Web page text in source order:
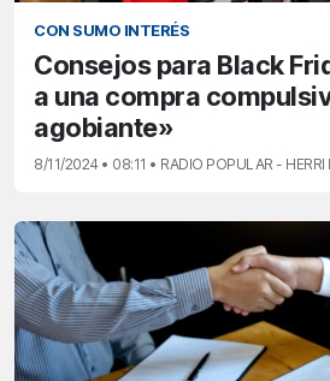
CON SUMO INTERÉS
Consejos para Black
a una compra
agobiante»
8/11/2024 • 08:11 • RADIO POPULAR - HERRI